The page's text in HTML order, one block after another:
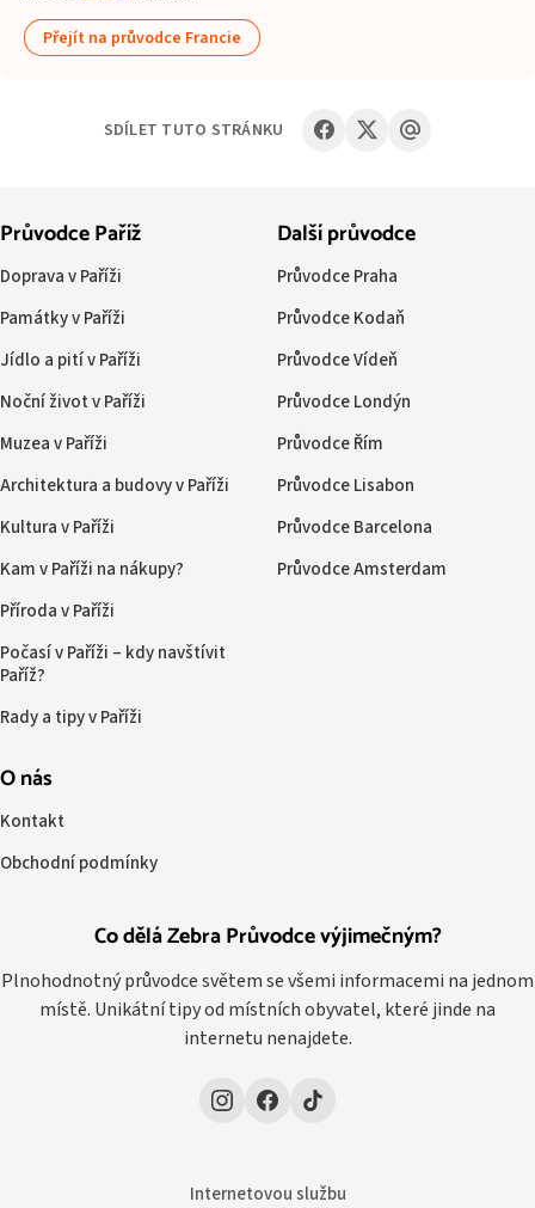
Přejít na průvodce Francie
SDÍLET TUTO STRÁNKU
Co dělá Zebra Průvodce výjimečným?
Plnohodnotný průvodce světem se všemi informacemi na jednom
místě. Unikátní tipy od místních obyvatel, které jinde na
internetu nenajdete.
Průvodce Paříž
Doprava v Paříži
Památky v Paříži
Jídlo a pití v Paříži
Noční život v Paříži
Muzea v Paříži
Architektura a budovy v Paříži
Kultura v Paříži
Kam v Paříži na nákupy?
Příroda v Paříži
Počasí v Paříži – kdy navštívit
Paříž?
Rady a tipy v Paříži
Další průvodce
Průvodce Praha
Průvodce Kodaň
Průvodce Vídeň
Průvodce Londýn
Průvodce Řím
Průvodce Lisabon
Průvodce Barcelona
Průvodce Amsterdam
O nás
Kontakt
Obchodní podmínky
Internetovou službu